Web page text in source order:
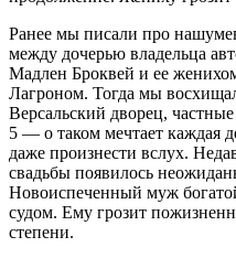
Ранее мы писали про
между дочерью владельца
Мадлен Броквей и ее
Лагроном. Тогда мы
Версальский дворец,
5 — о таком мечтает каждая
даже произнести вслух.
свадьбы появилось
Новоиспеченный муж
судом. Ему грозит
степени.